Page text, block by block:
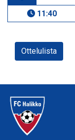
11:40
Ottelulista